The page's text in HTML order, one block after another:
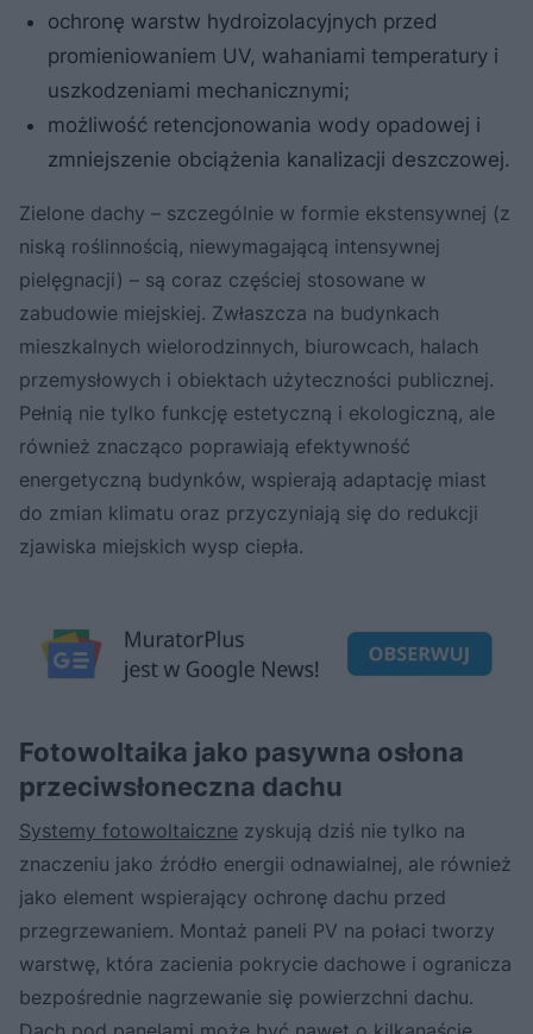
ochronę warstw hydroizolacyjnych przed
promieniowaniem UV, wahaniami temperatury i
uszkodzeniami mechanicznymi;
możliwość retencjonowania wody opadowej i
zmniejszenie obciążenia kanalizacji deszczowej.
Zielone dachy – szczególnie w formie ekstensywnej (z
niską roślinnością, niewymagającą intensywnej
pielęgnacji) – są coraz częściej stosowane w
zabudowie miejskiej. Zwłaszcza na budynkach
mieszkalnych wielorodzinnych, biurowcach, halach
przemysłowych i obiektach użyteczności publicznej.
Pełnią nie tylko funkcję estetyczną i ekologiczną, ale
również znacząco poprawiają efektywność
energetyczną budynków, wspierają adaptację miast
do zmian klimatu oraz przyczyniają się do redukcji
zjawiska miejskich wysp ciepła.
Fotowoltaika jako pasywna osłona
przeciwsłoneczna dachu
Systemy fotowoltaiczne zyskują dziś nie tylko na
znaczeniu jako źródło energii odnawialnej, ale również
jako element wspierający ochronę dachu przed
przegrzewaniem. Montaż paneli PV na połaci tworzy
warstwę, która zacienia pokrycie dachowe i ogranicza
bezpośrednie nagrzewanie się powierzchni dachu.